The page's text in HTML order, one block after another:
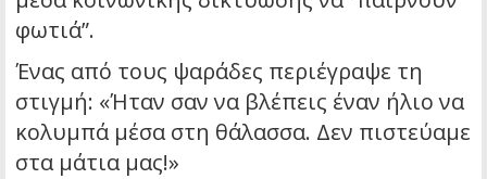
φωτιά”.
Ένας από τους ψαράδες περιέγραψε τη
στιγμή: «Ήταν σαν να βλέπεις έναν ήλιο να
κολυμπά μέσα στη θάλασσα. Δεν πιστεύαμε
στα μάτια μας!»